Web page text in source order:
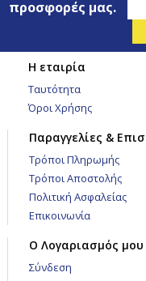
προσφορές μας.
Η εταιρία
Ταυτότητα
Όροι Χρήσης
Παραγγελίες &
Τρόποι Πληρωμής
Τρόποι Αποστολής
Πολιτική Ασφαλείας
Επικοινωνία
Ο Λογαριασμός μου
Σύνδεση